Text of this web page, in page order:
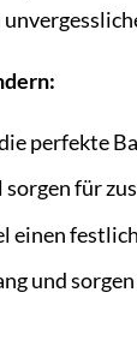
perfekte
für
einen
und